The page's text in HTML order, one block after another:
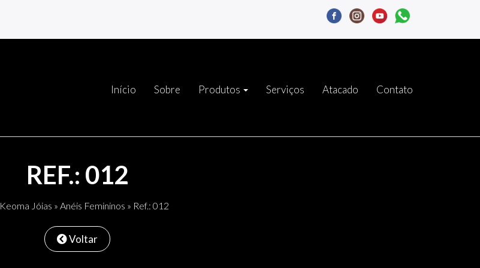
Início Sobre Produtos Serviços Atacado Contato
REF.: 012
Keoma Jóias » Anéis Femininos » Ref.: 012
Voltar